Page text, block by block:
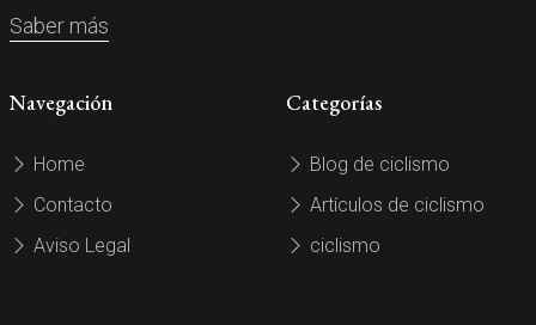
Saber más
Navegación
Home
Contacto
Aviso Legal
Categorías
Blog de ciclismo
Artículos de ciclismo
ciclismo